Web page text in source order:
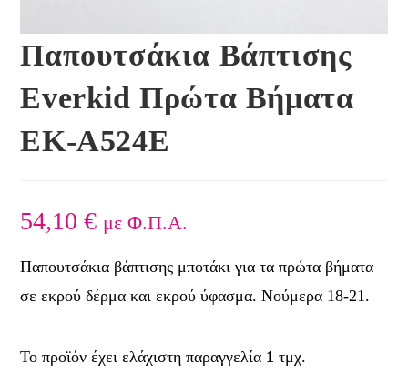
Παπουτσάκια Βάπτισης
Everkid Πρώτα Βήματα
EK-A524Ε
54,10€ με Φ.Π.Α.
Παπουτσάκια βάπτισης μποτάκι για τα πρώτα βήματα
σε εκρού δέρμα και εκρού ύφασμα. Νούμερα 18-21.
Το προϊόν έχει ελάχιστη παραγγελία 1 τμχ.